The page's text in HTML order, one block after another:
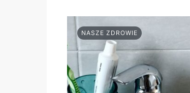
NASZE ZDROWIE